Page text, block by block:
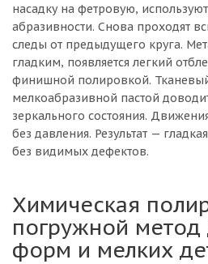
насадку на фетровую,
абразивности. Снова проходят
следы от предыдущего круга.
гладким, появляется легкий
финишной полировкой.
мелкоабразивной пастой
зеркального состояния.
без давления. Результат —
без видимых дефектов.
Химическая
погружной
форм и мелких